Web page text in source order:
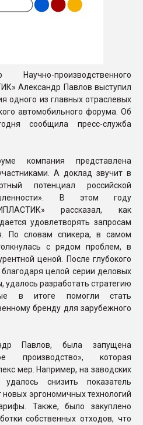
производственного
Александр Павлов выступил
одного из главных отраслевых
автомобильного форума. Об
сообщила пресс-служба
компания представлена
А доклад звучит в
потенциал российской
В этом году
рассказал, как
удовлетворять запросам
По словам спикера, в самом
с рядом проблем, в
ценой. После глубокого
целой серии деловых
разработать стратегию
в итоге помогли стать
бренду для зарубежного
Павлов, была запущена
производство», которая
мер. Например, на заводских
снизить показатель
эргономичных технологий
Также, было закуплено
собственных отходов, что